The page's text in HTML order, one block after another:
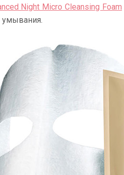
Night Micro Cleansing Foam
умывания.